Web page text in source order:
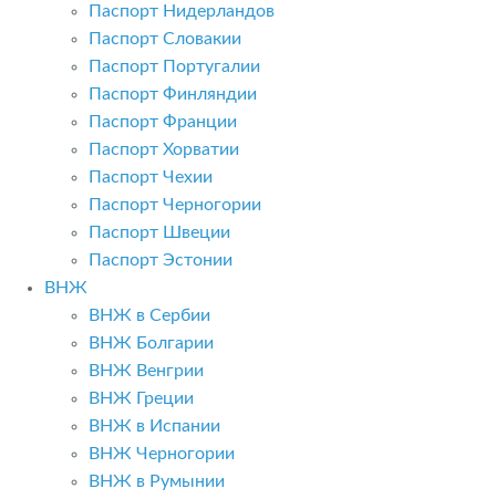
Паспорт Нидерландов
Паспорт Словакии
Паспорт Португалии
Паспорт Финляндии
Паспорт Франции
Паспорт Хорватии
Паспорт Чехии
Паспорт Черногории
Паспорт Швеции
Паспорт Эстонии
ВНЖ
ВНЖ в Сербии
ВНЖ Болгарии
ВНЖ Венгрии
ВНЖ Греции
ВНЖ в Испании
ВНЖ Черногории
ВНЖ в Румынии